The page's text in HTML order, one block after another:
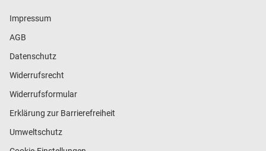
Impressum
AGB
Datenschutz
Widerrufsrecht
Widerrufsformular
Erklärung zur Barrierefreiheit
Umweltschutz